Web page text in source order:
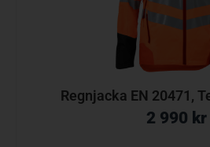
Regnjacka EN 20471,
2 990 kr